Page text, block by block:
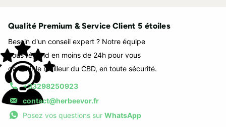
Qualité Premium & Service Client 5 étoiles
Besoin d'un conseil expert ? Notre équipe
vous répond en moins de 24h pour vous
garantir le meilleur du CBD, en toute sécurité.
+33298250923
contact@herbeevor.fr
Posez vos questions surWhatsApp